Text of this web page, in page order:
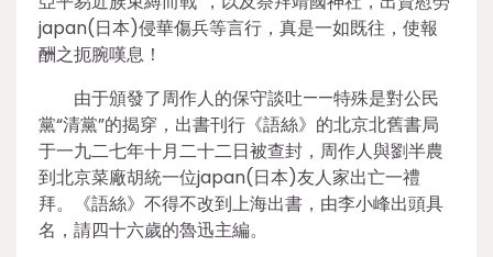
japan(日本)侵華傷兵等言行，真是一如既往，使報
酬之扼腕嘆息！
由于頒發了周作人的保守談吐——特殊是對公民
黨“清黨”的揭穿，出書刊行《語絲》的北京北舊書局
于一九二七年十月二十二日被查封，周作人與劉半農
到北京菜廠胡統一位japan(日本)友人家出亡一禮
拜。《語絲》不得不改到上海出書，由李小峰出頭具
名，請四十六歲的魯迅主編。